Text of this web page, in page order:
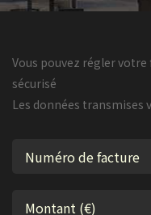
Vous pouvez régler
sécurisé
Les données transmises